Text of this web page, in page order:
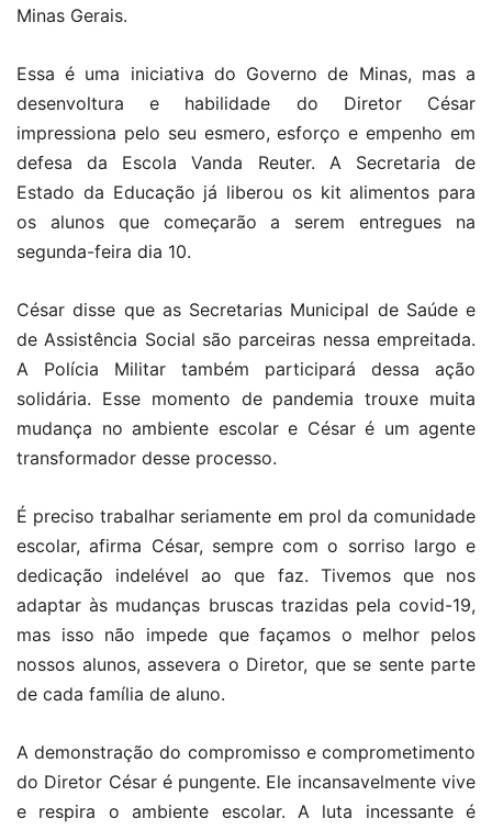
Minas Gerais.
Essa é uma iniciativa do Governo de Minas, mas a
desenvoltura e habilidade do Diretor César
impressiona pelo seu esmero, esforço e empenho em
defesa da Escola Vanda Reuter. A Secretaria de
Estado da Educação já liberou os kit alimentos para
os alunos que começarão a serem entregues na
segunda-feira dia 10.
César disse que as Secretarias Municipal de Saúde e
de Assistência Social são parceiras nessa empreitada.
A Polícia Militar também participará dessa ação
solidária. Esse momento de pandemia trouxe muita
mudança no ambiente escolar e César é um agente
transformador desse processo.
É preciso trabalhar seriamente em prol da comunidade
escolar, afirma César, sempre com o sorriso largo e
dedicação indelével ao que faz. Tivemos que nos
adaptar às mudanças bruscas trazidas pela covid-19,
mas isso não impede que façamos o melhor pelos
nossos alunos, assevera o Diretor, que se sente parte
de cada família de aluno.
A demonstração do compromisso e comprometimento
do Diretor César é pungente. Ele incansavelmente vive
e respira o ambiente escolar. A luta incessante é